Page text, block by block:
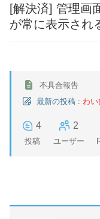
[解決済] 管理画
が常に表示され
不具合報告
最新の投稿 : わい
4
投稿
2
ユーザー